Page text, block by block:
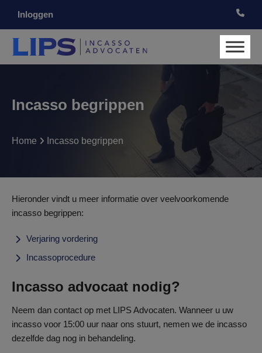
Inloggen
Incasso begrippen
Home Incasso begrippen
Hieronder vindt u meer informatie over veelvoorkomende
incasso begrippen:
Verjaring vordering
Incassoprocedure
Incasso advocaat nodig?
Neem dan contact op met LIPS Advocaten. Wanneer u uw
incasso voor 15:00 uur naar ons stuurt, nemen we de incasso
dezelfde dag nog in behandeling.